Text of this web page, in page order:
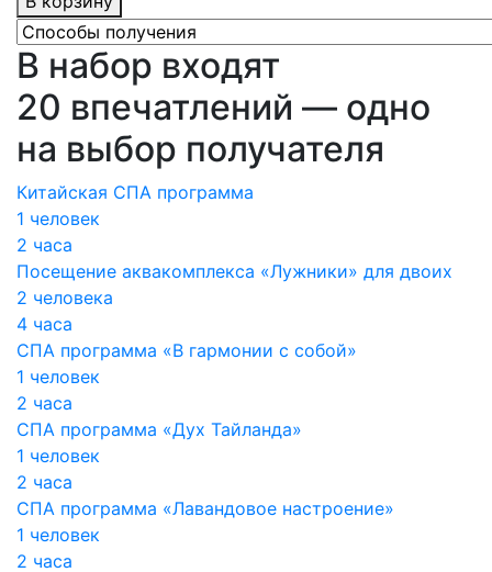
В набор входят
20 впечатлений — одно
на выбор получателя
Китайская СПА программа
1 человек
2 часа
Посещение аквакомплекса «Лужники» для двоих
2 человека
4 часа
СПА программа «В гармонии с собой»
1 человек
2 часа
СПА программа «Дух Тайланда»
1 человек
2 часа
СПА программа «Лавандовое настроение»
1 человек
2 часа